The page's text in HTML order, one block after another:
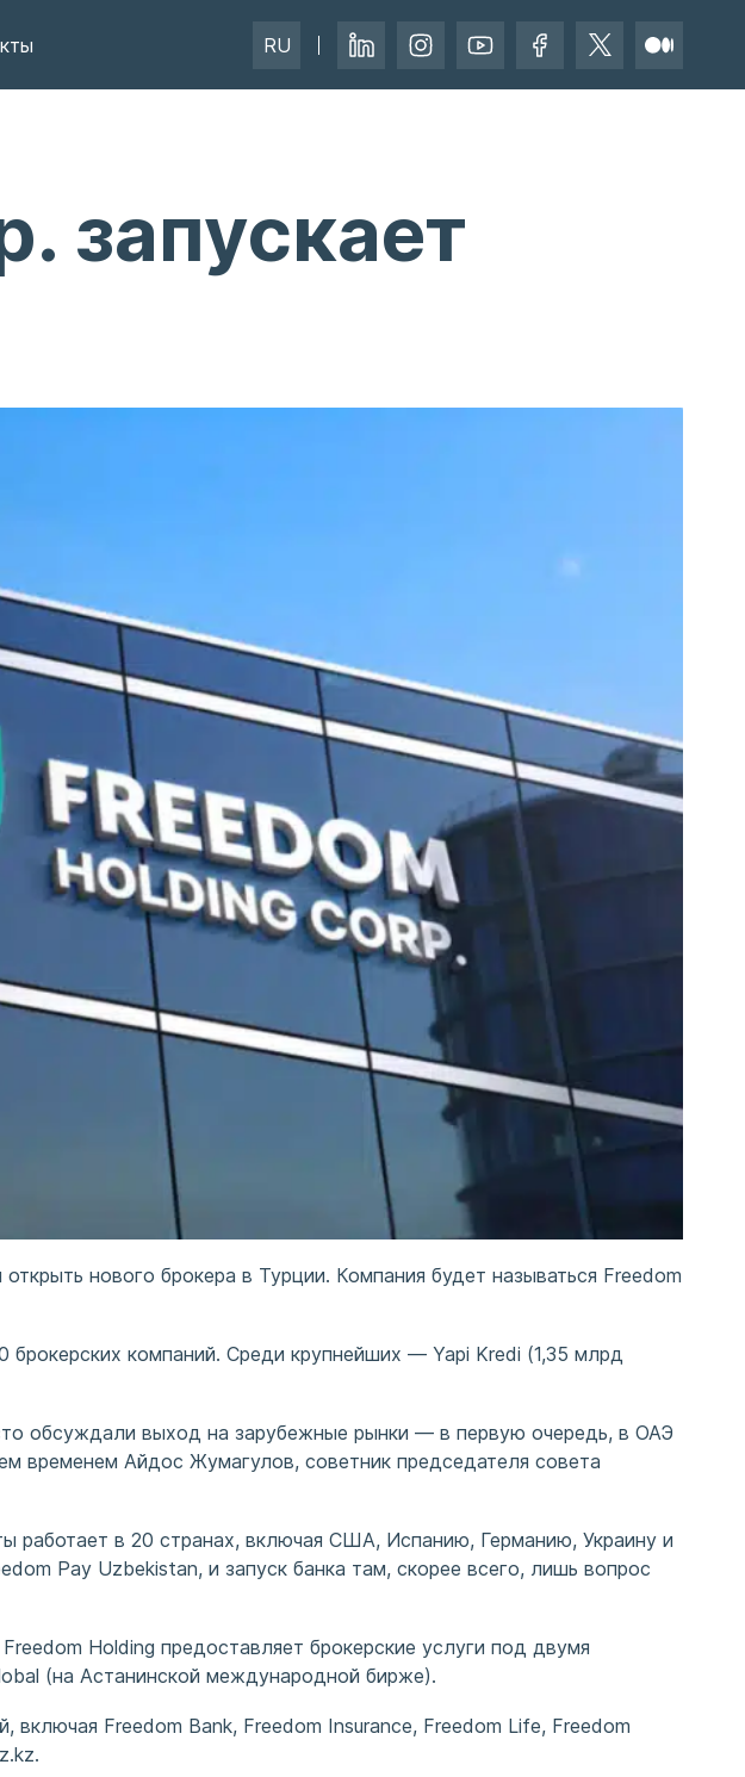
RU
запускает
нового брокера в Турции. Компания будет называться Freedom
компаний. Среди крупнейших — Yapi Kredi (1,35 млрд
обсуждали выход на зарубежные рынки — в первую очередь, в ОАЭ
временем Айдос Жумагулов, советник председателя совета
работает в 20 странах, включая США, Испанию, Германию, Украину и
Pay Uzbekistan, и запуск банка там, скорее всего, лишь вопрос
Holding предоставляет брокерские услуги под двумя
(на Астанинской международной бирже).
Freedom Bank, Freedom Insurance, Freedom Life, Freedom